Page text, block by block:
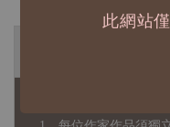
此網站